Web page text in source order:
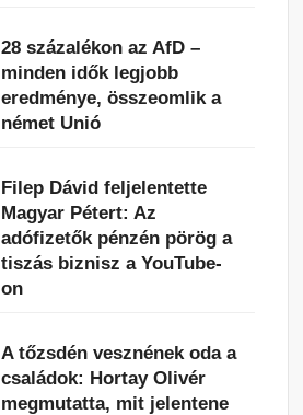
28 százalékon az AfD –
minden idők legjobb
eredménye, összeomlik a
német Unió
Filep Dávid feljelentette
Magyar Pétert: Az
adófizetők pénzén pörög a
tiszás biznisz a YouTube-
on
A tőzsdén vesznének oda a
családok: Hortay Olivér
megmutatta, mit jelentene